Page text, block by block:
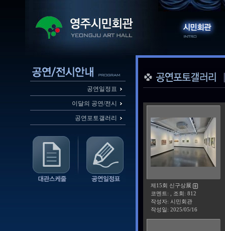
공연일정표
이달의 공연/전시
공연포토갤러리
제15회 신구상展
코멘트: , 조회: 812
작성자: 시민회관
작성일: 2025/05/16